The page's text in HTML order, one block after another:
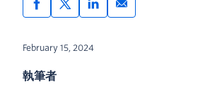
February 15, 2024
執筆者